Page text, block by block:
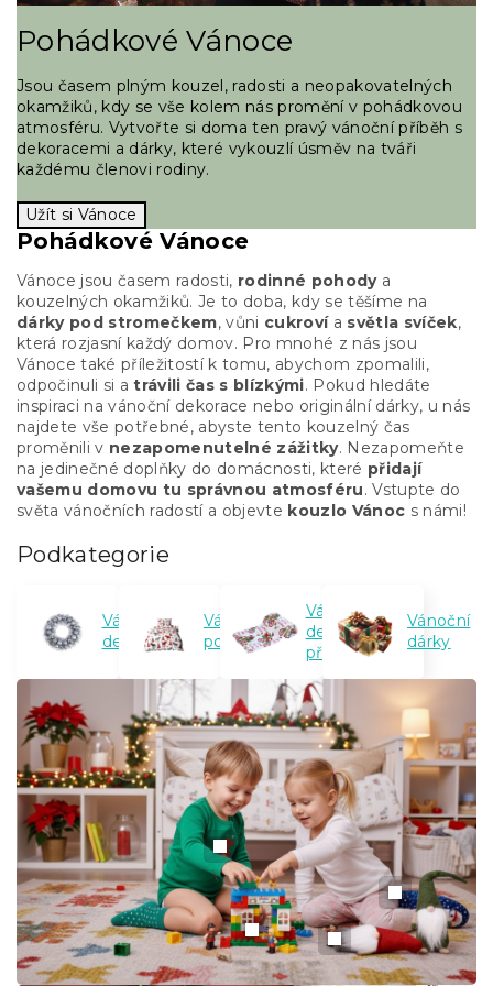
Pohádkové Vánoce
Jsou časem plným kouzel, radosti a neopakovatelných
okamžiků, kdy se vše kolem nás promění v pohádkovou
atmosféru. Vytvořte si doma ten pravý vánoční příběh s
dekoracemi a dárky, které vykouzlí úsměv na tváři
každému členovi rodiny.
Užít si Vánoce
Pohádkové Vánoce
Vánoce jsou časem radosti, rodinné pohodya
kouzelných okamžiků. Je to doba, kdy se těšíme na
dárky pod stromečkem, vůni cukrovía světla svíček,
která rozjasní každý domov. Pro mnohé z nás jsou
Vánoce také příležitostí k tomu, abychom zpomalili,
odpočinuli si atrávili čas s blízkými. Pokud hledáte
inspiraci na vánoční dekorace nebo originální dárky, u nás
najdete vše potřebné, abyste tento kouzelný čas
proměnili v nezapomenutelné zážitky. Nezapomeňte
na jedinečné doplňky do domácnosti, které přidají
vašemu domovu tu správnou atmosféru. Vstupte do
světa vánočních radostí a objevte kouzlo Vánoc s námi!
Podkategorie
Vánoční
dekorace
Vánoční
povlečení
Vánoční
deky a
přehozy
Vánoční
dárky